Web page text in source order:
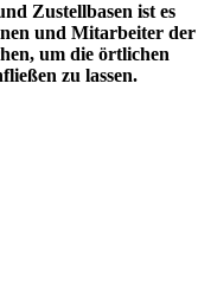
Zustellbasen ist es
und Mitarbeiter der
um die örtlichen
zu lassen.